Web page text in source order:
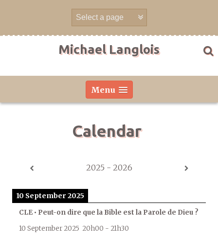
Michael Langlois
Menu
Calendar
2025 - 2026
10 September 2025
CLE • Peut-on dire que la Bible est la Parole de Dieu ?
10 September 2025 20h00 - 21h30